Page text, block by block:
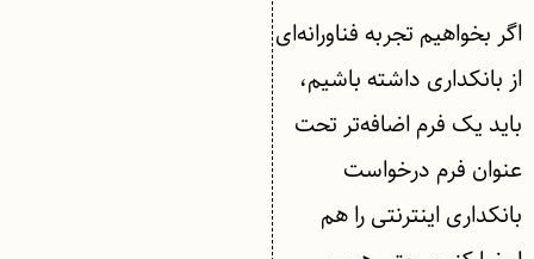
اگر بخواهیم تجربه فناورانه‌ای
از بانکداری داشته باشیم،
باید یک فرم اضافه‌تر تحت
عنوان فرم درخواست
بانکداری اینترنتی را هم